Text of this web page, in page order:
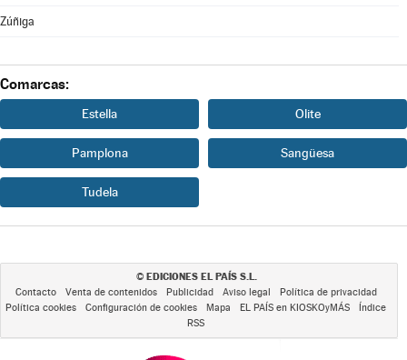
Zúñiga
Comarcas:
Estella Olite
Pamplona Sangüesa
Tudela
© EDICIONES EL PAÍS S.L.
Contacto Venta de contenidos Publicidad Aviso legal
Política de privacidad
Política cookies
Configuración de cookies Mapa EL PAÍS en KIOSKOyMÁS
Índice
RSS